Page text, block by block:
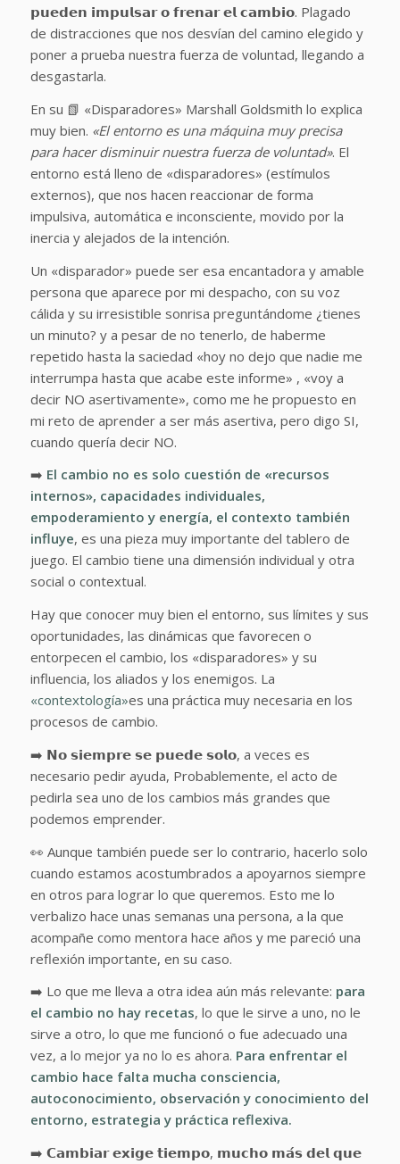
𝗽𝘂𝗲𝗱𝗲𝗻 𝗶𝗺𝗽𝘂𝗹𝘀𝗮𝗿 𝗼 𝗳𝗿𝗲𝗻𝗮𝗿 𝗲𝗹 𝗰𝗮𝗺𝗯𝗶𝗼. Plagado
de distracciones que nos desvían del camino elegido y
poner a prueba nuestra fuerza de voluntad, llegando a
desgastarla.
En su 📗 «Disparadores» Marshall Goldsmith lo explica
muy bien. «El entorno es una máquina muy precisa
para hacer disminuir nuestra fuerza de voluntad». El
entorno está lleno de «disparadores» (estímulos
externos), que nos hacen reaccionar de forma
impulsiva, automática e inconsciente, movido por la
inercia y alejados de la intención.
Un «disparador» puede ser esa encantadora y amable
persona que aparece por mi despacho, con su voz
cálida y su irresistible sonrisa preguntándome ¿tienes
un minuto? y a pesar de no tenerlo, de haberme
repetido hasta la saciedad «hoy no dejo que nadie me
interrumpa hasta que acabe este informe» , «voy a
decir NO asertivamente», como me he propuesto en
mi reto de aprender a ser más asertiva, pero digo SI,
cuando quería decir NO.
➡️ El cambio no es solo cuestión de «recursos
internos», capacidades individuales,
empoderamiento y energía, el contexto también
influye, es una pieza muy importante del tablero de
juego. El cambio tiene una dimensión individual y otra
social o contextual.
Hay que conocer muy bien el entorno, sus límites y sus
oportunidades, las dinámicas que favorecen o
entorpecen el cambio, los «disparadores» y su
influencia, los aliados y los enemigos. La
«contextología»es una práctica muy necesaria en los
procesos de cambio.
➡️ 𝗡𝗼 𝘀𝗶𝗲𝗺𝗽𝗿𝗲 𝘀𝗲 𝗽𝘂𝗲𝗱𝗲 𝘀𝗼𝗹𝗼, a veces es
necesario pedir ayuda, Probablemente, el acto de
pedirla sea uno de los cambios más grandes que
podemos emprender.
👀 Aunque también puede ser lo contrario, hacerlo solo
cuando estamos acostumbrados a apoyarnos siempre
en otros para lograr lo que queremos. Esto me lo
verbalizo hace unas semanas una persona, a la que
acompañe como mentora hace años y me pareció una
reflexión importante, en su caso.
➡️ Lo que me lleva a otra idea aún más relevante: para
el cambio no hay recetas, lo que le sirve a uno, no le
sirve a otro, lo que me funcionó o fue adecuado una
vez, a lo mejor ya no lo es ahora. Para enfrentar el
cambio hace falta mucha consciencia,
autoconocimiento, observación y conocimiento del
entorno, estrategia y práctica reflexiva.
➡️ 𝗖𝗮𝗺𝗯𝗶𝗮𝗿 𝗲𝘅𝗶𝗴𝗲 𝘁𝗶𝗲𝗺𝗽𝗼, 𝗺𝘂𝗰𝗵𝗼 𝗺𝗮́𝘀 𝗱𝗲𝗹 𝗾𝘂𝗲